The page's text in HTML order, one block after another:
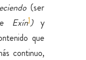
(ser
Exín1)y
que
continuo,